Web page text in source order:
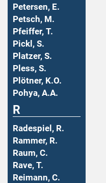
Petersen, E.
Petsch, M.
Pfeiffer, T.
Pickl, S.
Platzer, S.
Pless, S.
Plötner, K.O.
Pohya, A.A.
R
Radespiel, R.
Rammer, R.
Raum, C.
Rave, T.
Reimann, C.